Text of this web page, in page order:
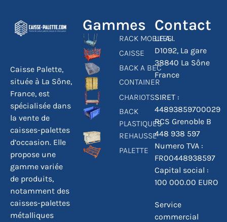
Caisse Palette,
située à La Sône,
France, est
spécialisée dans
la vente de
caisses-palettes
d’occasion. Elle
propose une
gamme variée
de produits,
notamment des
caisses-palettes
métalliques
Gammes
RACK MOBILES
CAISSE
BACK A BEC
CONTAINER
CHARIOTS
BACK
PLASTIQUES
REHAUSSE
PALETTE
Contact
L.F.A.I.
D1092, La gare
38840 La Sône
France
SIRET :
44893859700029
RCS Grenoble B
448 938 597
Numero TVA :
FR00448938597
Capital social :
100 000.00 EURO
Service
commercial